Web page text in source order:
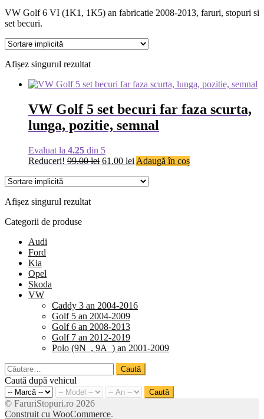
VW Golf 6 VI (1K1, 1K5) an fabricatie 2008-2013, faruri, stopuri si
set becuri.
Afișez singurul rezultat
VW Golf 5 set becuri far faza scurta,
lunga, pozitie, semnal
Evaluat la 4.25 din 5
Reduceri! 99.00lei Prețul
61.00 lei Prețul
este:
Adaugă în coș
Afișez singurul rezultat
Categorii de produse
Audi
Ford
Kia
Opel
Skoda
VW
Caddy 3 an 2004-2016
Golf 5 an 2004-2009
Golf 6 an 2008-2013
Golf 7 an 2012-2019
Polo (9N_, 9A_) an 2001-2009
Caută
după:
Caută după vehicul
Caută
© FaruriStopuri.ro 2026
Construit cu WooCommerce.